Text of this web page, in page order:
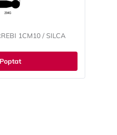
1CM10 / SILCA
Poptat